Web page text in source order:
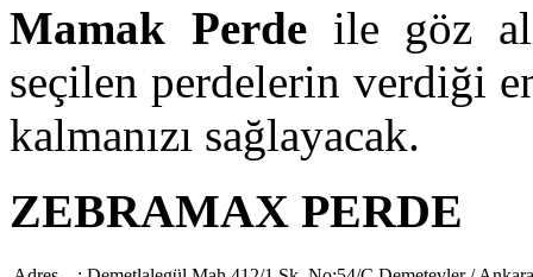
Mamak Perdeile göz
seçilen perdelerin verdiği
kalmanızı sağlayacak.
ZEBRAMAX PERDE